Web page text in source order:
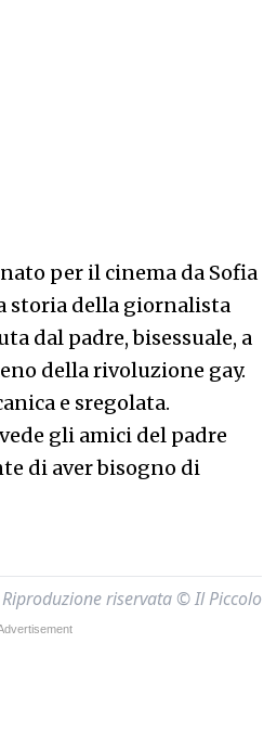
per il cinema da Sofia
storia della giornalista
dal padre, bisessuale, a
della rivoluzione gay.
e sregolata.
gli amici del padre
di aver bisogno di
Riproduzione riservata © Il Piccolo